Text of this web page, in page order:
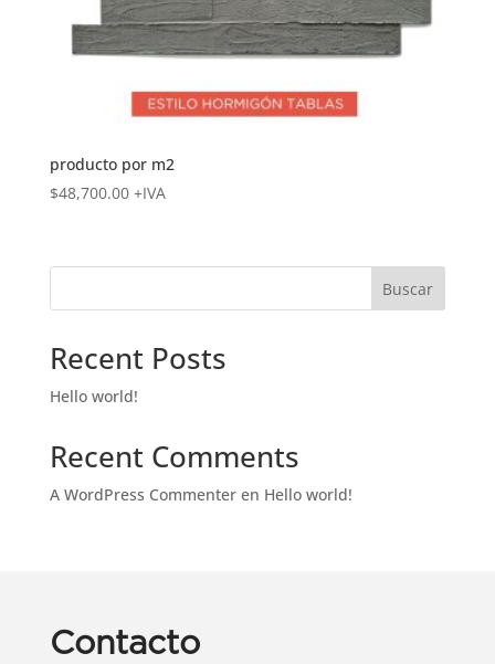
producto por m2
$48,700.00 +IVA
Buscar
Recent Posts
Hello world!
Recent Comments
A WordPress Commenteren Hello world!
Contacto